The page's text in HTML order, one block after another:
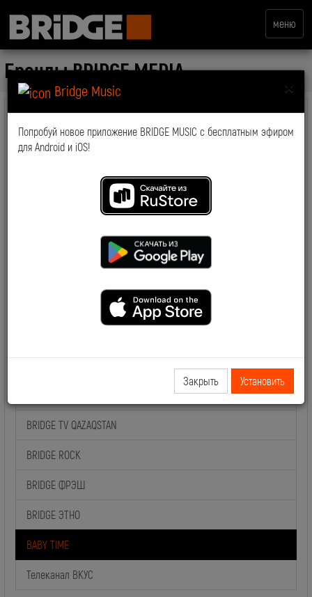
меню
×
Bridge Music
Попробуй новое приложение BRIDGE MUSIC с бесплатным эфиром
для Android и iOS!
Закрыть Установить
БрендыBRIDGE MEDIA
RTG TV
RTG int
BRIDGE TV QAZAQSTAN
BRIDGE ROCK
BRIDGE ФРЭШ
BRIDGE ЭТНО
BABY TIME
Телеканал ВКУС